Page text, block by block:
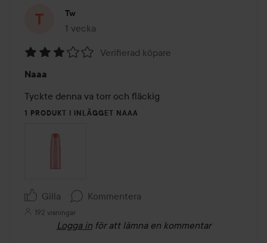
Tw
1 vecka
Inlägget skapades 1 vecka
3
av
5
Verifierad köpare
Naaa
Tyckte denna va torr och fläckig
1 PRODUKT I INLÄGGET NAAA
Gilla Kommentera
192 visningar
Logga in för att lämna en kommentar